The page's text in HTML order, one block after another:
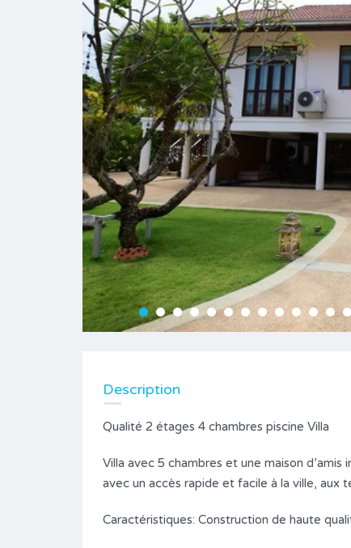
Description
Qualité 2 étages 4 chambres piscine Villa
Villa avec 5 chambres et une maison
avec un accès rapide et facile à la ville, aux
Caractéristiques: Construction de haute
Bien entretenu Villa 2 chambres
4,300,000฿